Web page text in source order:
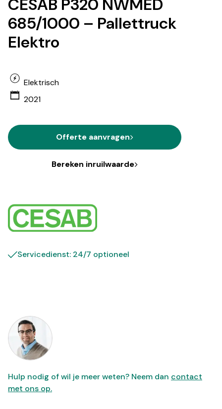
CESAB P320 NWMED
685/1000 – Pallettruck
Elektro
Elektrisch
2021
Offerte aanvragen
Bereken inruilwaarde
Servicedienst: 24/7 optioneel
Hulp nodig of wil je meer weten? Neem dan contact
met ons op.